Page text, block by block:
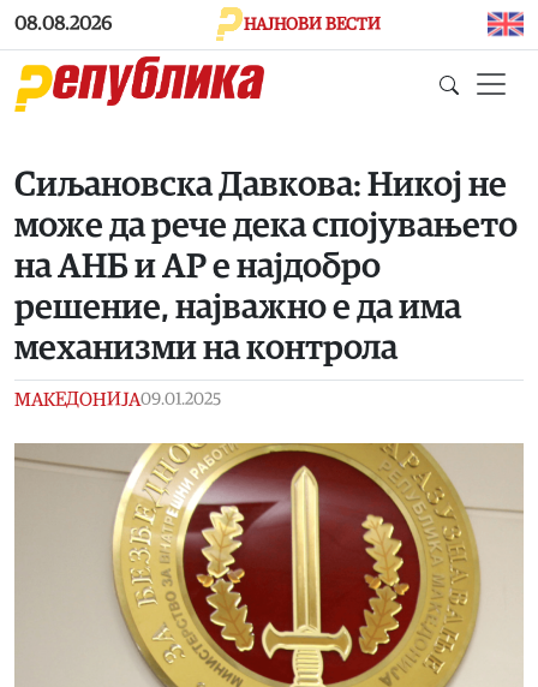
Skip to main content
08.08.2026 НАЈНОВИ ВЕСТИ
Сиљановска Давкова: Никој не
може да рече дека спојувањето
на АНБ и АР е најдобро
решение, најважно е да има
механизми на контрола
МАКЕДОНИЈА09.01.2025